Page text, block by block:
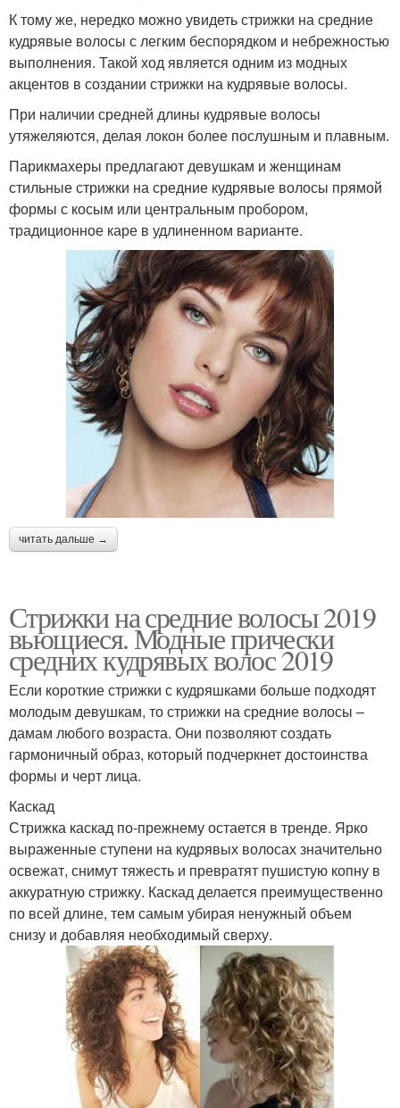
К тому же, нередко можно увидеть стрижки на средние
кудрявые волосы с легким беспорядком и небрежностью
выполнения. Такой ход является одним из модных
акцентов в создании стрижки на кудрявые волосы.
При наличии средней длины кудрявые волосы
утяжеляются, делая локон более послушным и плавным.
Парикмахеры предлагают девушкам и женщинам
стильные стрижки на средние кудрявые волосы прямой
формы с косым или центральным пробором,
традиционное каре в удлиненном варианте.
читать дальше →
Стрижки на средние волосы 2019
вьющиеся. Модные прически
средних кудрявых волос 2019
Если короткие стрижки с кудряшками больше подходят
молодым девушкам, то стрижки на средние волосы –
дамам любого возраста. Они позволяют создать
гармоничный образ, который подчеркнет достоинства
формы и черт лица.
Каскад
Стрижка каскад по-прежнему остается в тренде. Ярко
выраженные ступени на кудрявых волосах значительно
освежат, снимут тяжесть и превратят пушистую копну в
аккуратную стрижку. Каскад делается преимущественно
по всей длине, тем самым убирая ненужный объем
снизу и добавляя необходимый сверху.